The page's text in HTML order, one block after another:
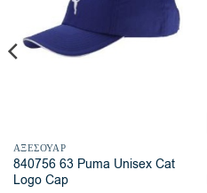
ΑΞΕΣΟΥΆΡ
840756 63 Puma Unisex Cat
Logo Cap